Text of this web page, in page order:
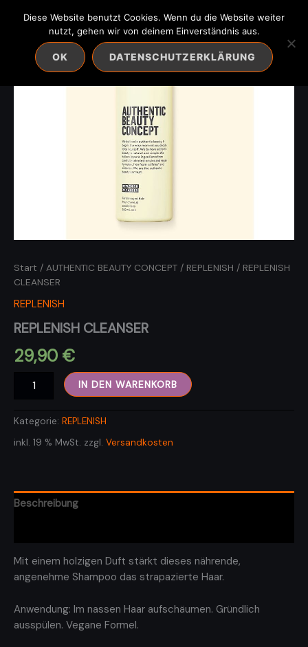
Inhalt
Start / AUTHENTIC BEAUTY CONCEPT / REPLENISH / REPLENISH
CLEANSER
REPLENISH
REPLENISH CLEANSER
29,90 €
CLEANSER
IN DEN WARENKORB
Kategorie: REPLENISH
inkl. 19 % MwSt. zzgl. Versandkosten
Beschreibung
Mit einem holzigen Duft stärkt dieses nährende,
angenehme Shampoo das strapazierte Haar.
Anwendung: Im nassen Haar aufschäumen. Gründlich
ausspülen. Vegane Formel.
Diese Website benutzt Cookies. Wenn du die Website weiter
nutzt, gehen wir von deinem Einverständnis aus.
OK DATENSCHUTZERKLÄRUNG